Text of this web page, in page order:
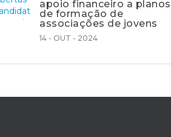
apoio financeiro a planos
de formação de
associações de jovens
14 - OUT - 2024